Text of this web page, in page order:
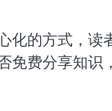
的方式，
费分享知